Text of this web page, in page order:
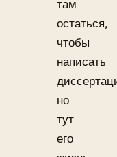
там
остаться,
чтобы
написать
но
тут
его